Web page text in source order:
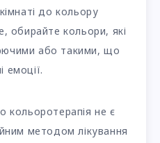
до кольору
обирайте кольори, які
або такими, що
емоції.
не є
методом лікування